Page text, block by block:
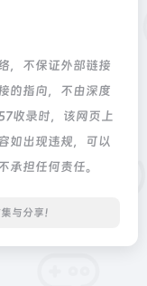
，不保证外部链接
的指向，不由深度
收录时，该网页上
如出现违规，可以
承担任何责任。
与分享！